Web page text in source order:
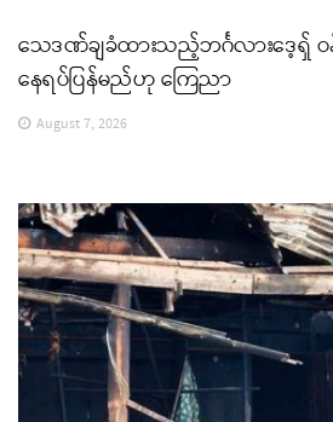
သေဒဏ်ချခံထားသည့်ဘင်္ဂလားဒေ့ရှ် ဝ
နေရပ်ပြန်မည်ဟု ကြေညာ
August 7, 2026